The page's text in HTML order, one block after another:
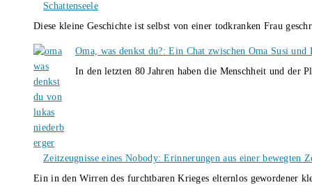
Schattenseele
Diese kleine Geschichte ist selbst von einer todkranken Frau
Oma, was denkst du?: Ein Chat zwischen Oma Susi
In den letzten 80 Jahren haben die Menschheit und
Zeitzeugnisse eines Nobody: Erinnerungen aus einer bewegten
Ein in den Wirren des furchtbaren Krieges elternlos gewordener